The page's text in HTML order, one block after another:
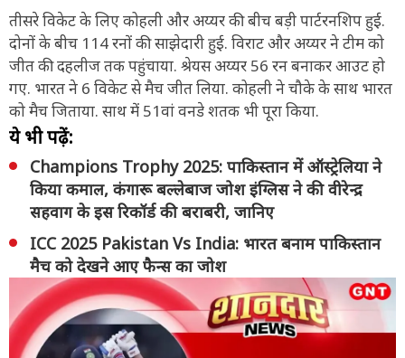
तीसरे विकेट के लिए कोहली और अय्यर की बीच बड़ी पार्टरनशिप हुई.
दोनों के बीच 114 रनों की साझेदारी हुई. विराट और अय्यर ने टीम को
जीत की दहलीज तक पहुंचाया. श्रेयस अय्यर 56 रन बनाकर आउट हो
गए. भारत ने 6 विकेट से मैच जीत लिया. कोहली ने चौके के साथ भारत
को मैच जिताया. साथ में 51वां वनडे शतक भी पूरा किया.
ये भी पढ़ें:
Champions Trophy 2025: पाकिस्तान में ऑस्ट्रेलिया ने
किया कमाल, कंगारू बल्लेबाज जोश इंग्लिस ने की वीरेन्द्र
सहवाग के इस रिकॉर्ड की बराबरी, जानिए
ICC 2025 Pakistan Vs India: भारत बनाम पाकिस्तान
मैच को देखने आए फैन्स का जोश